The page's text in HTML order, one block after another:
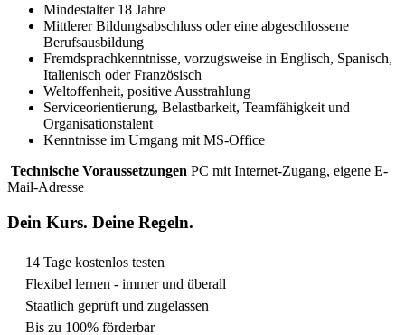
Mindestalter 18 Jahre
Mittlerer Bildungsabschluss oder eine abgeschlossene
Berufsausbildung
Fremdsprachkenntnisse, vorzugsweise in Englisch, Spanisch,
Italienisch oder Französisch
Weltoffenheit, positive Ausstrahlung
Serviceorientierung, Belastbarkeit, Teamfähigkeit und
Organisationstalent
Kenntnisse im Umgang mit MS-Office
Technische Voraussetzungen PC mit Internet-Zugang, eigene E-
Mail-Adresse
Dein Kurs. Deine Regeln.
14 Tage kostenlos testen
Flexibel lernen - immer und überall
Staatlich geprüft und zugelassen
Bis zu 100% förderbar